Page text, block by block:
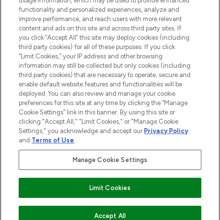
Do Not Sell or Share My Personal
Information
AIDE ET INFORMATIONS
INFORMATIONS GÉNÉRALES
À PROPOS DE LOOKFANTASTIC
2026 THG Beauty Europe GmbH Maximilianstrasse 54 80538 Munich
Payer en toute sécurité avec
functionality and personalized experiences, analyze and
improve performance, and reach users with more relevant
content and ads on this site and across third party sites. If
you click “Accept All” this site may deploy cookies (including
third party cookies) for all of these purposes. If you click
“Limit Cookies,” your IP address and other browsing
information may still be collected but only cookies (including
third party cookies) that are necessary to operate, secure and
enable default website features and functionalities will be
deployed. You can also review and manage your cookie
preferences for this site at any time by clicking the “Manage
Cookie Settings” link in this banner. By using this site or
clicking "Accept All," "Limit Cookies," or "Manage Cookie
Settings," you acknowledge and accept our Privacy Policy
and Terms of Use.
Manage Cookie Settings
Limit Cookies
Accept All